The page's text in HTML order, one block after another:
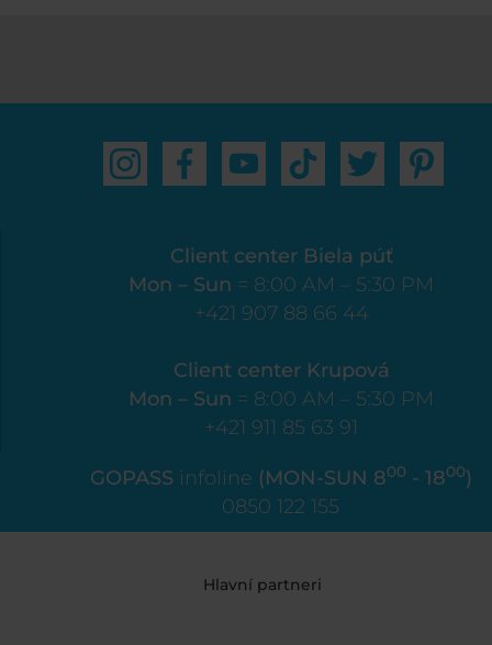
Client center Biela púť
Mon – Sun = 8:00 AM – 5:30 PM
+421 907 88 66 44
Client center Krupová
Mon – Sun = 8:00 AM – 5:30 PM
+421 911 85 63 91
GOPASS infoline (MON-SUN 800 - 1800)
0850 122 155
Hlavní partneri